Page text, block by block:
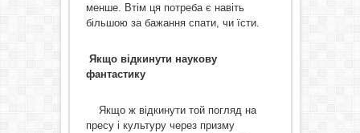
менше. Втім ця потреба є навіть
більшою за бажання спати, чи їсти.
Якщо відкинути наукову
фантастику
Якщо ж відкинути той погляд на
пресу і культуру через призму